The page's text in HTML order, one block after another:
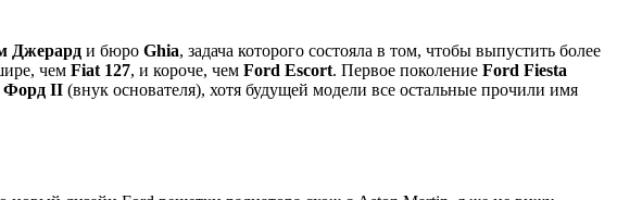
Джерард и бюро Ghia, задача которого состояла в том, чтобы выпустить более
чем Fiat 127, и короче, чем Ford Escort. Первое поколение Ford Fiesta
Форд II (внук основателя), хотя будущей модели все остальные прочили имя